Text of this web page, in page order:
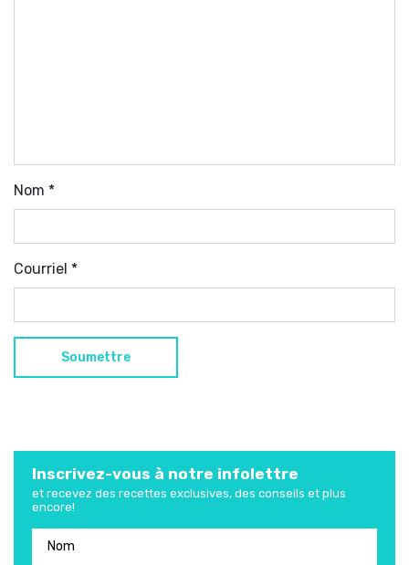
Nom *
Courriel *
Inscrivez-vous à notre infolettre
et recevez des recettes exclusives, des conseils et plus
encore!